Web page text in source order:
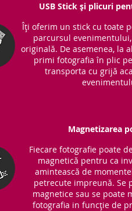
USB Stick și plicuri
Îți oferim un stick cu toate
parcursul
originală. De asemenea, la
primi fotografia în plic
transporta cu grijă
Magnetizarea
Fiecare fotografie poate
magnetică pentru ca
amintească de
petrecute impreună. Se
magnetice sau se poate
fotografia in funcție de